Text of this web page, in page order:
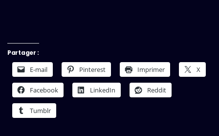
Partager :
E-mail Pinterest Imprimer X
Facebook LinkedIn Reddit
Tumblr